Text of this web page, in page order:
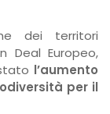
dei territori
Deal Europeo,
l’aumento
per il